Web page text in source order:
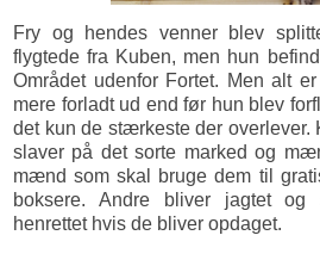
Fry og hendes venner blev
flygtede fra Kuben, men hun
Området udenfor Fortet. Men alt
mere forladt ud end før hun blev
det kun de stærkeste der overlever.
slaver på det sorte marked og
mænd som skal bruge dem til
boksere. Andre bliver jagtet og
henrettet hvis de bliver opdaget.